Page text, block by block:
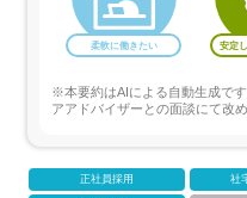
柔軟に働きたい 安定
※本要約はAIによる自動生成で
アアドバイザーとの面談にて改
正社員採用 社